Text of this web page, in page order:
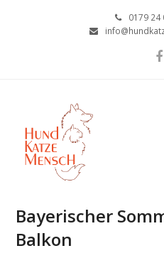
0179 24
Bayerischer
Balkon